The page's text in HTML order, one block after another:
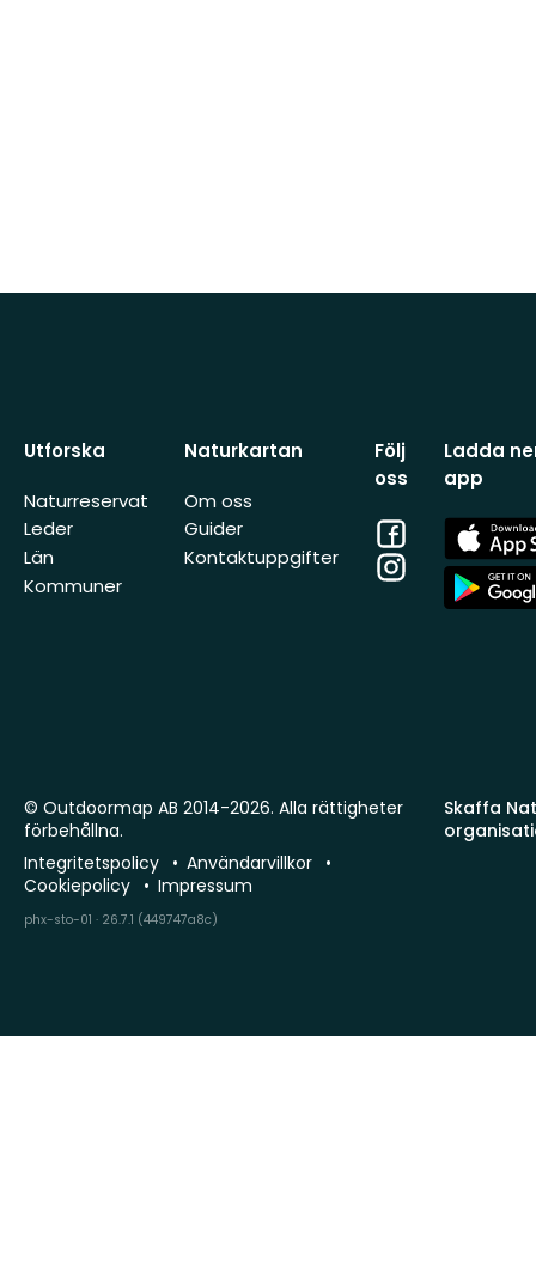
Utforska
Naturreservat
Leder
Län
Kommuner
Naturkartan
Om oss
Guider
Kontaktuppgifter
Följ
oss
Facebook
Instagram
Ladda
app
App
Store
App
Store
Skaffa
© Outdoormap AB 2014-2026. Alla rättigheter
förbehållna.
Integritetspolicy
Användarvillkor
Cookiepolicy
Impressum
phx-sto-01 · 26.7.1 (449747a8c)